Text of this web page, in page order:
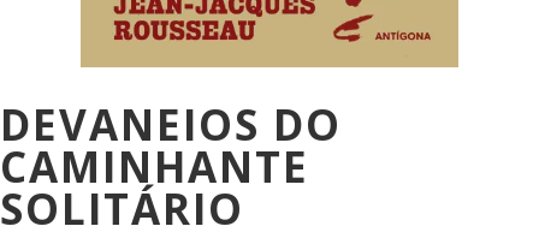
DEVANEIOS DO
CAMINHANTE
SOLITÁRIO